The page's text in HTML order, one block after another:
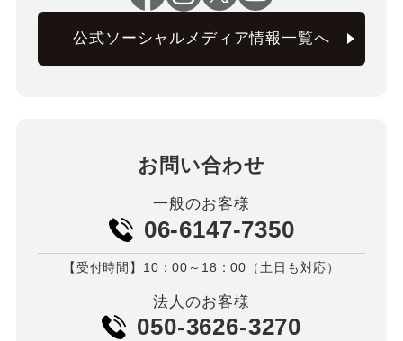
公式ソーシャルメディア情報一覧へ
お問い合わせ
一般のお客様
06-6147-7350
【受付時間】10：00～18：00（土日も対応）
法人のお客様
050-3626-3270